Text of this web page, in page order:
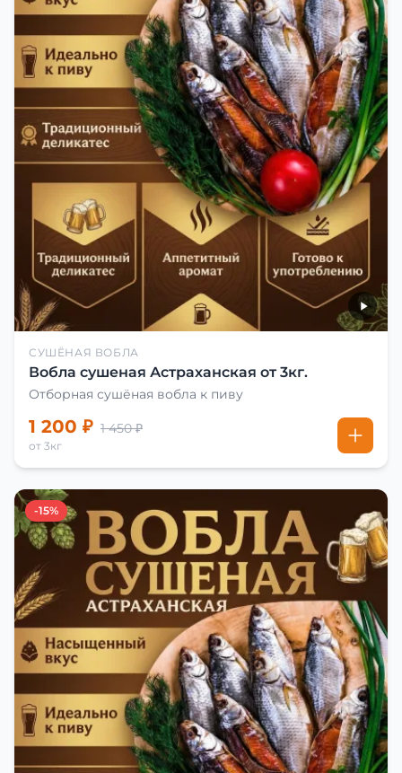
СУШЁНАЯ ВОБЛА
Вобла сушеная Астраханская от 3кг.
Отборная сушёная вобла к пиву
1 200 ₽ 1 450 ₽
от 3кг
-15%